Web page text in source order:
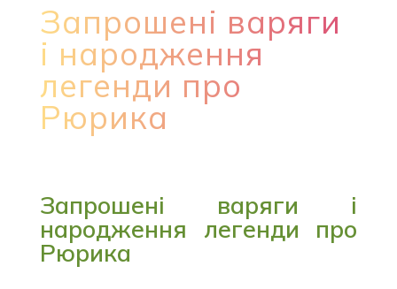
Запрошені варяги
і народження
легенди про
Рюрика
Запрошені варяги і
народження легенди про
Рюрика